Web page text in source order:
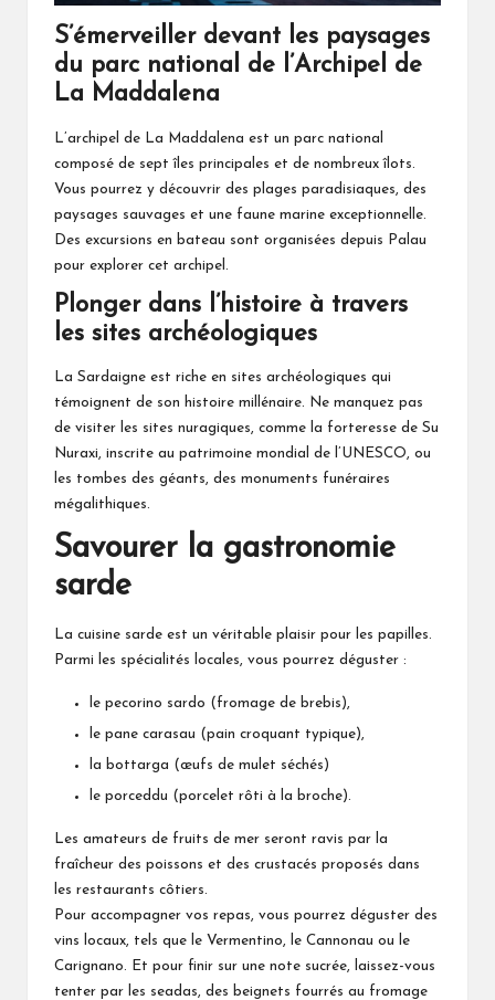
S’émerveiller devant les paysages
du parc national de l’Archipel de
La Maddalena
L’archipel de La Maddalena est un parc national
composé de sept îles principales et de nombreux îlots.
Vous pourrez y découvrir des plages paradisiaques, des
paysages sauvages et une faune marine exceptionnelle.
Des excursions en bateau sont organisées depuis Palau
pour explorer cet archipel.
Plonger dans l’histoire à travers
les sites archéologiques
La Sardaigne est riche en sites archéologiques qui
témoignent de son histoire millénaire. Ne manquez pas
de visiter les sites nuragiques, comme la forteresse de Su
Nuraxi, inscrite au patrimoine mondial de l’UNESCO, ou
les tombes des géants, des monuments funéraires
mégalithiques.
Savourer la gastronomie
sarde
La cuisine sarde est un véritable plaisir pour les papilles.
Parmi les spécialités locales, vous pourrez déguster :
le pecorino sardo (fromage de brebis),
le pane carasau (pain croquant typique),
la bottarga (œufs de mulet séchés)
le porceddu (porcelet rôti à la broche).
Les amateurs de fruits de mer seront ravis par la
fraîcheur des poissons et des crustacés proposés dans
les restaurants côtiers.
Pour accompagner vos repas, vous pourrez déguster des
vins locaux, tels que le Vermentino, le Cannonau ou le
Carignano. Et pour finir sur une note sucrée, laissez-vous
tenter par les seadas, des beignets fourrés au fromage